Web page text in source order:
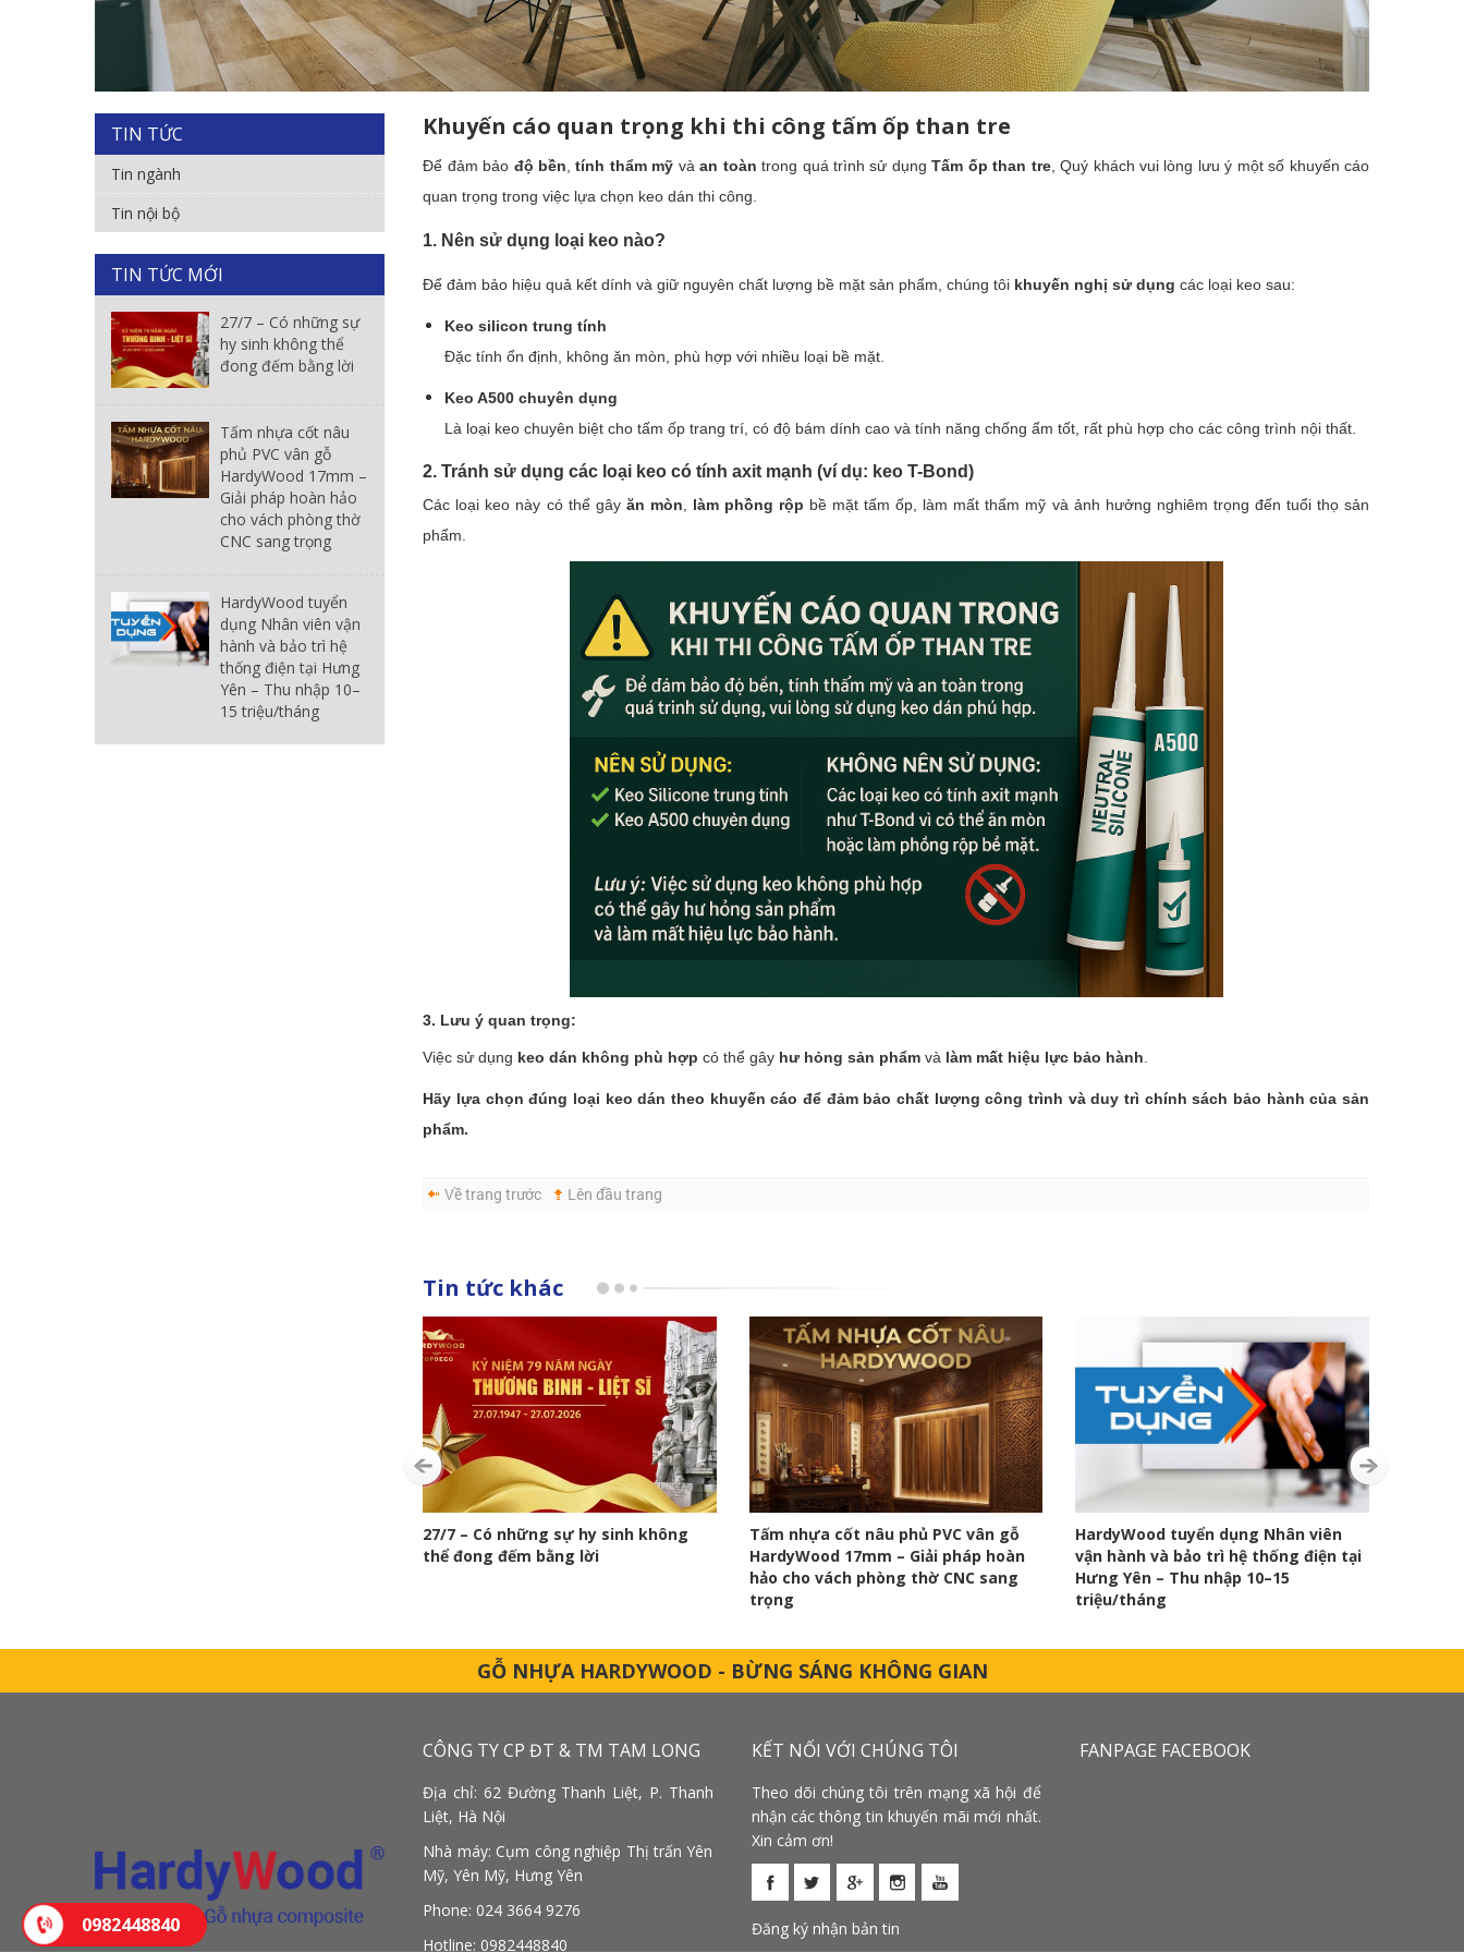
TIN TỨC
Tin ngành
Tin nội bộ
TIN TỨC MỚI
27/7 – Có những sự
hy sinh không thể
đong đếm bằng lời
Tấm nhựa cốt nâu
phủ PVC vân gỗ
HardyWood 17mm –
Giải pháp hoàn hảo
cho vách phòng thờ
CNC sang trọng
HardyWood tuyển
dụng Nhân viên vận
hành và bảo trì hệ
thống điện tại Hưng
Yên – Thu nhập 10–
15 triệu/tháng
Khuyến cáo quan trọng khi thi công tấm ốp than tre
Để đảm bảo độ bền ,tính thẩm mỹ vàan toàn trong quá trình sử dụngTấm ốp than tre, Quý khách vui lòng lưu ý một số khuyến cáo
quan trọng trong việc lựa chọn keo dán thi công.
1. Nên sử dụng loại keo nào?
Để đảm bảo hiệu quả kết dính và giữ nguyên chất lượng bề mặt sản phẩm, chúng tôi khuyến nghị sử dụng các loại keo sau:
Keo silicon trung tính
Đặc tính ổn định, không ăn mòn, phù hợp với nhiều loại bề mặt.
Keo A500 chuyên dụng
Là loại keo chuyên biệt cho tấm ốp trang trí, có độ bám dính cao và tính năng chống ẩm tốt, rất phù hợp cho các công trình nội thất.
2. Tránh sử dụng các loại keo có tính axit mạnh (ví dụ: keo T-Bond)
Các loại keo này có thể gây ăn mòn làm phồng rộp bề mặt tấm ốp, làm mất thẩm mỹ và ảnh hưởng nghiêm trọng đến tuổi thọ sản
phẩm.
3. Lưu ý quan trọng:
Việc sử dụng keo dán không phù hợp có thể gây hư hỏng sản phẩm và làm mất hiệu lực bảo hành
Hãy lựa chọn đúng loại keo dán theo khuyến cáo để đảm bảo chất lượng công trình và duy trì chính sách bảo hành của sản
phẩm.
Về trang trước Lên đầu trang
Tin tức khác
27/7 – Có những sự hy sinh không
thể đong đếm bằng lời
Tấm nhựa cốt nâu phủ PVC vân gỗ
HardyWood 17mm – Giải pháp hoàn
hảo cho vách phòng thờ CNC sang
trọng
HardyWood tuyển dụng Nhân viên
vận hành và bảo trì hệ thống điện tại
Hưng Yên – Thu nhập 10–15
triệu/tháng
GỖ NHỰA HARDYWOOD - BỪNG SÁNG KHÔNG GIAN
CÔNG TY CP ĐT & TM TAM LONG
Địa chỉ: 62 Đường Thanh Liệt, P. Thanh
Liệt, Hà Nội
Nhà máy: Cụm công nghiệp Thị trấn Yên
Mỹ, Yên Mỹ, Hưng Yên
Phone: 024 3664 9276
Hotline: 0982448840
KẾT NỐI VỚI CHÚNG TÔI
Theo dõi chúng tôi trên mạng xã hội để
nhận các thông tin khuyến mãi mới nhất.
Xin cảm ơn!
Đăng ký nhận bản tin
FANPAGE FACEBOOK
0982448840